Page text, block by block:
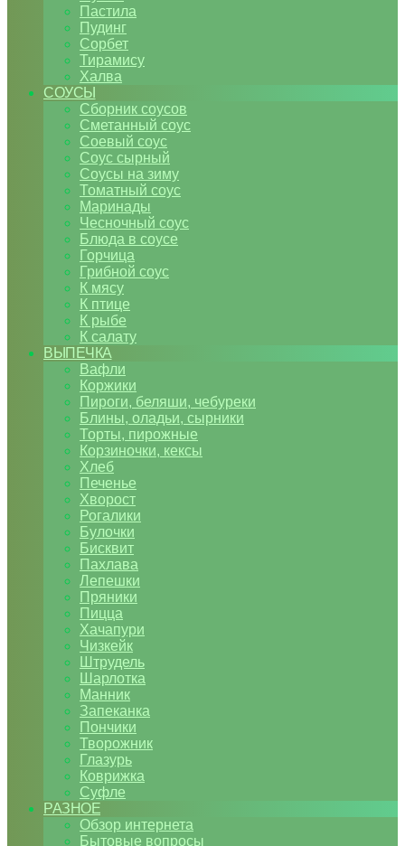
Пастила
Пудинг
Сорбет
Тирамису
Халва
СОУСЫ
Сборник соусов
Сметанный соус
Соевый соус
Соус сырный
Соусы на зиму
Томатный соус
Маринады
Чесночный соус
Блюда в соусе
Горчица
Грибной соус
К мясу
К птице
К рыбе
К салату
ВЫПЕЧКА
Вафли
Коржики
Пироги, беляши, чебуреки
Блины, оладьи, сырники
Торты, пирожные
Корзиночки, кексы
Хлеб
Печенье
Хворост
Рогалики
Булочки
Бисквит
Пахлава
Лепешки
Пряники
Пицца
Хачапури
Чизкейк
Штрудель
Шарлотка
Манник
Запеканка
Пончики
Творожник
Глазурь
Коврижка
Суфле
РАЗНОЕ
Обзор интернета
Бытовые вопросы